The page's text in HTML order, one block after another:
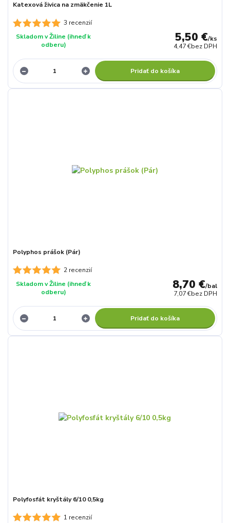
3 recenzií
Katexová živica na zmäkčenie 1L
5,50 €/ks
4,47 €bez DPH
Skladom v Žiline (ihneď k
odberu)
Pridať do košíka
2 recenzií
Polyphos prášok (Pár)
8,70 €/bal
7,07 €bez DPH
Skladom v Žiline (ihneď k
odberu)
Pridať do košíka
1 recenzií
Polyfosfát kryštály 6/10 0,5kg